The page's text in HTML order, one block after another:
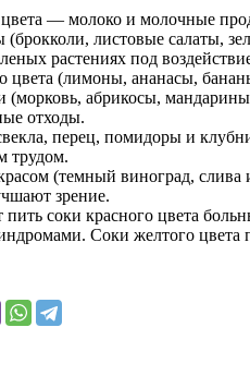
— молоко и молочные
(брокколи, листовые салаты,
растениях под
цвета (лимоны, ананасы,
абрикосы,
отходы.
перец, помидоры и
трудом.
(темный виноград, слива
зрение.
пить соки красного цвета
Соки желтого